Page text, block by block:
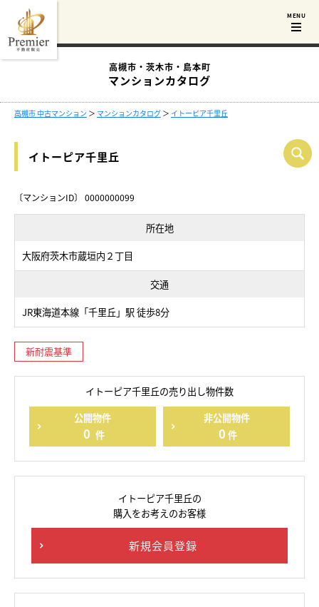
高槻市・茨木市・島本町
マンションカタログ
高槻市 中古マンション ＞ マンションカタログ ＞ イトーピア千里丘
イトーピア千里丘
〔マンションID〕 0000000099
所在地
大阪府茨木市蔵垣内２丁目
交通
JR東海道本線「千里丘」駅 徒歩8分
新耐震基準
イトーピア千里丘の売り出し物件数
公開物件
0 件
非公開物件
0 件
イトーピア千里丘の
購入をお考えのお客様
新規会員登録